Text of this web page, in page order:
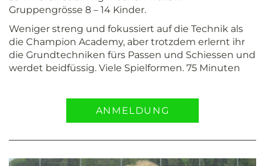
Gruppengrösse 8 – 14 Kinder.
Weniger streng und fokussiert auf die Technik als
die Champion Academy, aber trotzdem erlernt ihr
die Grundtechniken fürs Passen und Schiessen und
werdet beidfüssig. Viele Spielformen. 75 Minuten
ANMELDUNG